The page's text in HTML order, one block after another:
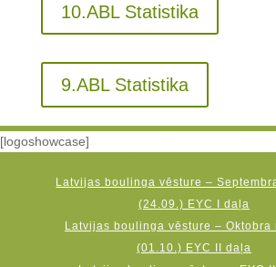
10.ABL Statistika
9.ABL Statistika
[logoshowcase]
Latvijas boulinga vēsture –
(24.09.) EYC I daļa
Latvijas boulinga vēsture – Oktobra
(01.10.) EYC II daļa